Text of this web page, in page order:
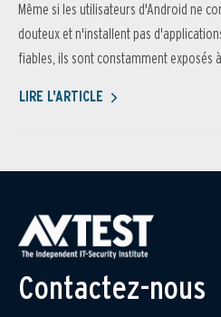
Même si les utilisateurs d'Android ne
douteux et n'installent pas
fiables, ils sont constamment exposés
LIRE L'ARTICLE
Contactez-nous